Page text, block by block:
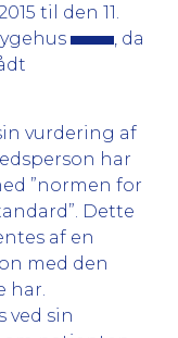
til den 11.
, da
vurdering af
har
”normen for
Dette
af en
med den
har.
ved sin